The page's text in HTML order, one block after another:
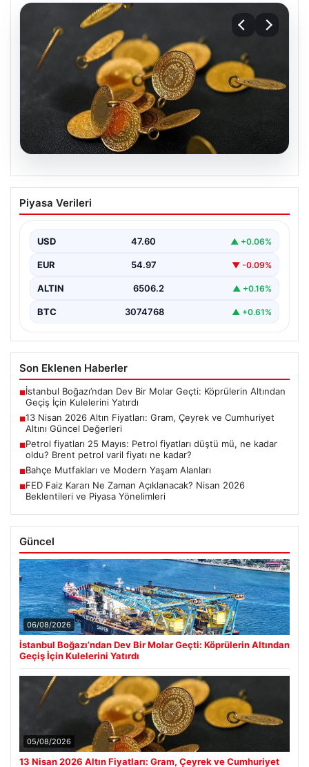
05.08.2026
13 Nisan 2026 Altın Fiyatları: Gram,
Çeyrek ve Cumhuriyet Altını Güncel
Altın piyasalarında yaşanan gelişmeler, özellikle ABD ile
yatırımcıların…
Piyasa Verileri
USD 47.60 ▲ +0.06%
EUR 54.97 ▼ -0.09%
ALTIN 6506.2 ▲ +0.16%
BTC 3074768 ▲ +0.61%
Son Eklenen Haberler
■İstanbul Boğazı’ndan Dev Bir Molar Geçti: Köprülerin Altından
Geçiş İçin Kulelerini Yatırdı
■13 Nisan 2026 Altın Fiyatları: Gram, Çeyrek ve Cumhuriyet
Altını Güncel Değerleri
■Petrol fiyatları 25 Mayıs: Petrol fiyatları düştü mü, ne kadar
oldu? Brent petrol varil fiyatı ne kadar?
■Bahçe Mutfakları ve Modern Yaşam Alanları
■FED Faiz Kararı Ne Zaman Açıklanacak? Nisan 2026
Beklentileri ve Piyasa Yönelimleri
Güncel
06/08/2026
İstanbul Boğazı’ndan Dev Bir Molar Geçti: Köprülerin Altından
Geçiş İçin Kulelerini Yatırdı
05/08/2026
13 Nisan 2026 Altın Fiyatları: Gram, Çeyrek ve Cumhuriyet